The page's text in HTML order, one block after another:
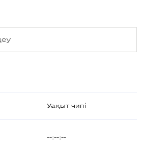
Уақыт чипі
--:--:--